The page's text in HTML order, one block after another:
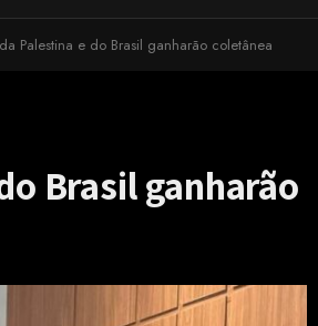
Palestina e do Brasil ganharão coletânea
Brasil ganharão